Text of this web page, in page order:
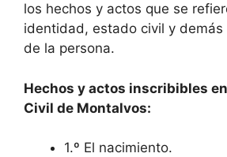
los hechos y actos que se
identidad, estado civil y demás
de la persona.
Hechos y actos inscribibles
Civil de Montalvos:
1.º El nacimiento.